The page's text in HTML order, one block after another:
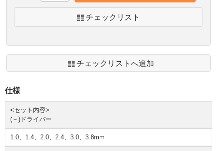
チェックリスト
チェックリストへ追加
仕様
<セット内容>
(－)ドライバー
1.0、1.4、2.0、2.4、3.0、3.8mm